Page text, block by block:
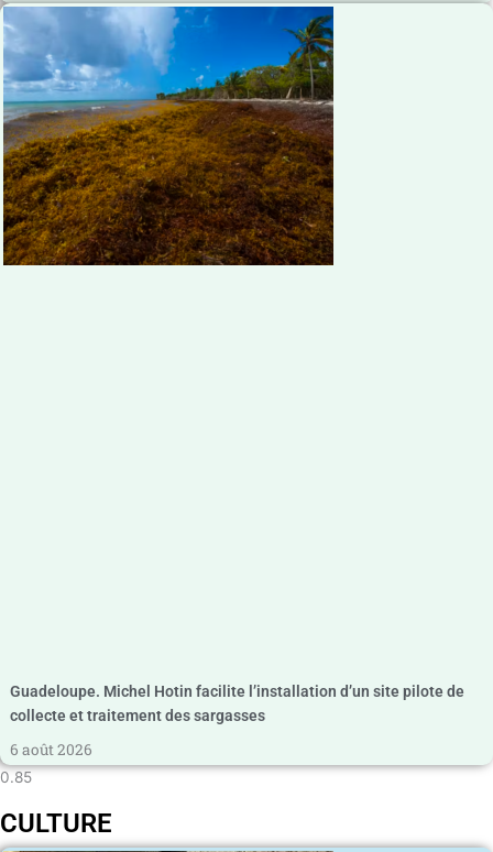
Guadeloupe. Michel Hotin facilite l’installation d’un site pilote de
collecte et traitement des sargasses
6 août 2026
CULTURE